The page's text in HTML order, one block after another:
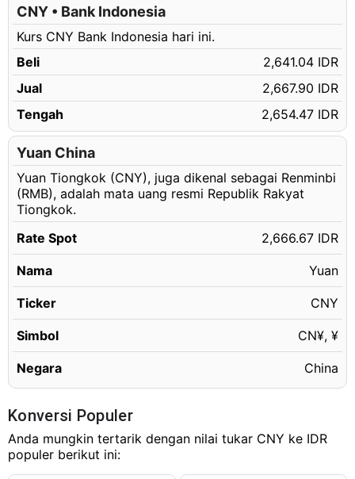
4.13 CNY
4.14 CNY
Rp11,040.01 IDR
4.15 CNY
Rp11,066.68 IDR
4.16 CNY
Rp11,093.35 IDR
4.17 CNY
Rp11,120.01 IDR
4.18 CNY
4.19 CNY
Rp11,173.35 IDR
4.20 CNY
4.21 CNY
Rp11,226.68 IDR
4.23 CNY
Rp11,280.01 IDR
Rp11,306.68 IDR
4.25 CNY
Rp11,333.35 IDR
4.26 CNY
Rp11,360.01 IDR
4.28 CNY
4.29 CNY
4.30 CNY
CNY • Bank Indonesia
Kurs CNY Bank Indonesia hari ini.
Beli
2,641.04 IDR
Jual
2,667.90 IDR
Tengah
2,654.47 IDR
Yuan China
Yuan Tiongkok (CNY), juga dikenal sebagai Renminbi
(RMB), adalah mata uang resmi Republik Rakyat
Tiongkok.
Rate Spot
2,666.67 IDR
Nama Yuan
Ticker CNY
Simbol CN¥, ¥
Negara China
Konversi Populer
Anda mungkin tertarik dengan nilai tukar CNY ke IDR
populer berikut ini: